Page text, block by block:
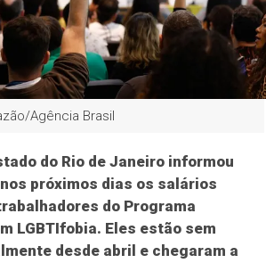
Agência Brasil
do Rio de Janeiro informou
próximos dias os salários
do Programa
LGBTIfobia. Eles estão sem
desde abril e chegaram a